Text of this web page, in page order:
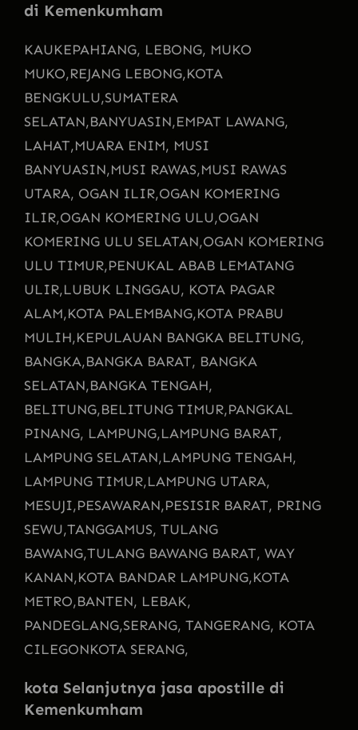
di Kemenkumham
KAUKEPAHIANG, LEBONG, MUKO
MUKO,REJANG LEBONG,KOTA
BENGKULU,SUMATERA
SELATAN,BANYUASIN,EMPAT LAWANG,
LAHAT,MUARA ENIM, MUSI
BANYUASIN,MUSI RAWAS,MUSI RAWAS
UTARA, OGAN ILIR,OGAN KOMERING
ILIR,OGAN KOMERING ULU,OGAN
KOMERING ULU SELATAN,OGAN KOMERING
ULU TIMUR,PENUKAL ABAB LEMATANG
ULIR,LUBUK LINGGAU, KOTA PAGAR
ALAM,KOTA PALEMBANG,KOTA PRABU
MULIH,KEPULAUAN BANGKA BELITUNG,
BANGKA,BANGKA BARAT, BANGKA
SELATAN,BANGKA TENGAH,
BELITUNG,BELITUNG TIMUR,PANGKAL
PINANG, LAMPUNG,LAMPUNG BARAT,
LAMPUNG SELATAN,LAMPUNG TENGAH,
LAMPUNG TIMUR,LAMPUNG UTARA,
MESUJI,PESAWARAN,PESISIR BARAT, PRING
SEWU,TANGGAMUS, TULANG
BAWANG,TULANG BAWANG BARAT, WAY
KANAN,KOTA BANDAR LAMPUNG,KOTA
METRO,BANTEN, LEBAK,
PANDEGLANG,SERANG, TANGERANG, KOTA
CILEGONKOTA SERANG,
kota Selanjutnya jasa apostille di
Kemenkumham